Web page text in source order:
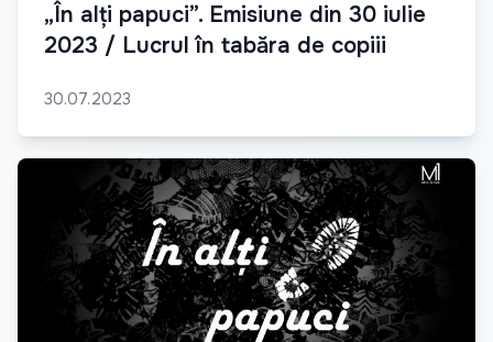
„În alți papuci”. Emisiune din 30 iulie
2023 / Lucrul în tabăra de copiii
30.07.2023